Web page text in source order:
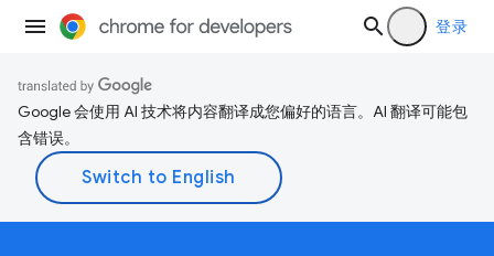
登录
Google 会使用 AI 技术将内容翻译成您偏好的语言。AI 翻译可能包
含错误。